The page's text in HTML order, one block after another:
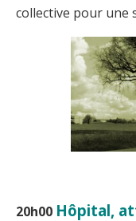
collective pour une
20h00 Hôpital,